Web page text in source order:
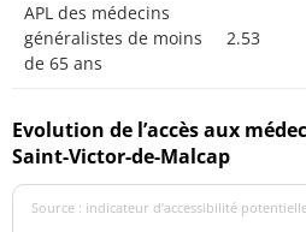
APL des médecins
généralistes de moins
de 65 ans
2.53
Evolution de l’accès aux
Saint-Victor-de-Malcap
Source : indicateur d’accessibilité